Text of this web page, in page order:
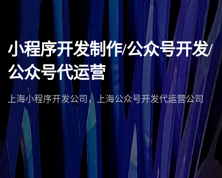
小程序开发制作/公众号开发/
公众号代运营
上海小程序开发公司，上海公众号开发代运营公司